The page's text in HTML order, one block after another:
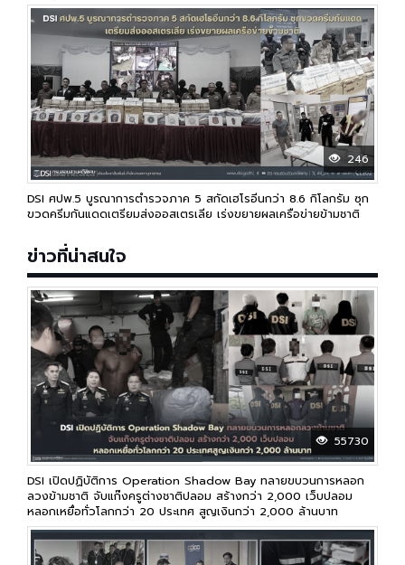
246
DSI ศปพ.5 บูรณาการตำรวจภาค 5 สกัดเฮโรอีนกว่า 8.6 กิโลกรัม ซุก
ขวดครีมกันแดดเตรียมส่งออสเตรเลีย เร่งขยายผลเครือข่ายข้ามชาติ
ข่าวที่น่าสนใจ
55730
DSI เปิดปฏิบัติการ Operation Shadow Bay ทลายขบวนการหลอก
ลวงข้ามชาติ จับแก๊งครูต่างชาติปลอม สร้างกว่า 2,000 เว็บปลอม
หลอกเหยื่อทั่วโลกกว่า 20 ประเทศ สูญเงินกว่า 2,000 ล้านบาท